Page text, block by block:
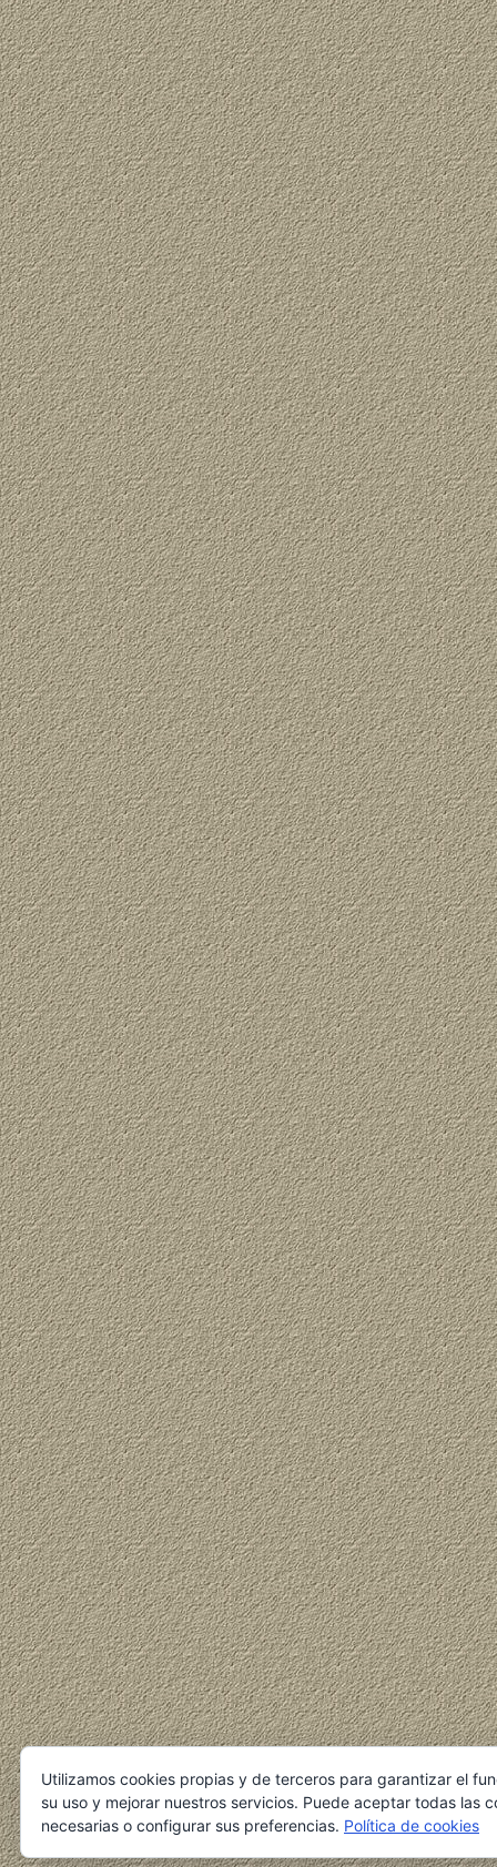
Utilizamos cookies propias y de terceros para garantizar el
su uso y mejorar nuestros servicios. Puede aceptar todas las
necesarias o configurar sus preferencias. Política de cookies